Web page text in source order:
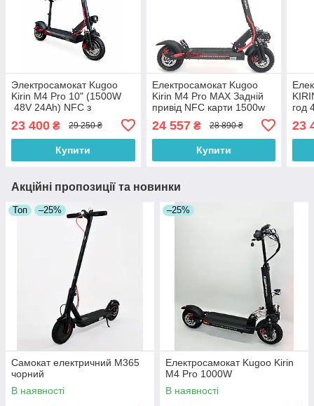
Электросамокат Kugoo
Kirin M4 Pro 10" (1500W
48V 24Ah) NFC з
23 400 ₴ 29 250 ₴
Купити
Електросамокат Kugoo
Kirin M4 Pro MAX Задній
привід NFC карти 1500w
24 557₴ 28 890 ₴
Купити
год
23
Акційні пропозиції та новинки
Топ –25%
Самокат електричний M365
чорний
В наявності
–25%
Електросамокат Kugoo Kirin
M4 Pro 1000W
В наявності